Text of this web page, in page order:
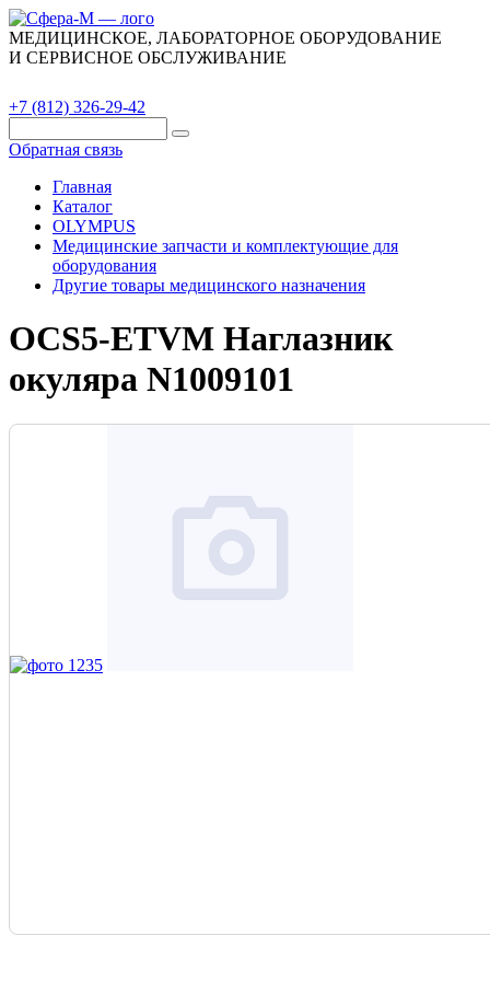
МЕДИЦИНСКОЕ, ЛАБОРАТОРНОЕ ОБОРУДОВАНИЕ
И СЕРВИСНОЕ ОБСЛУЖИВАНИЕ
+7 (812) 326-29-42
Обратная связь
Главная
Каталог
OLYMPUS
Медицинские запчасти и комплектующие для
оборудования
Другие товары медицинского назначения
OCS5-ETVM Наглазник
окуляра N1009101